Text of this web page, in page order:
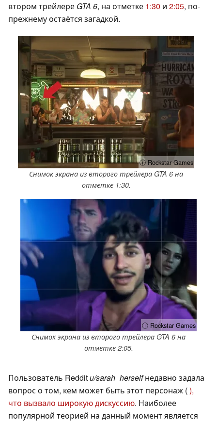
втором трейлере GTA 6, на отметке 1:30 и 2:05, по-
прежнему остаётся загадкой.
ⓘ Rockstar Games
Снимок экрана из второго трейлера GTA 6 на
отметке 1:30.
ⓘ Rockstar Games
Снимок экрана из второго трейлера GTA 6 на
отметке 2:05.
Пользователь Redditu/sarah_herselfнедавно задала
вопрос о том, кем может быть этот персонаж (),
что вызвало широкую дискуссию. Наиболее
популярной теорией на данный момент является